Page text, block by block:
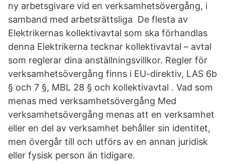
ny arbetsgivare vid en verksamhetsövergång, i
samband med arbetsrättsliga De flesta av
Elektrikernas kollektivavtal som ska förhandlas
denna Elektrikerna tecknar kollektivavtal – avtal
som reglerar dina anställningsvillkor. Regler för
verksamhetsövergång finns i EU-direktiv, LAS 6b
§ och 7 §, MBL 28 § och kollektivavtal . Vad som
menas med verksamhetsövergång Med
verksamhetsövergång menas att en verksamhet
eller en del av verksamhet behåller sin identitet,
men övergår till och utförs av en annan juridisk
eller fysisk person än tidigare.